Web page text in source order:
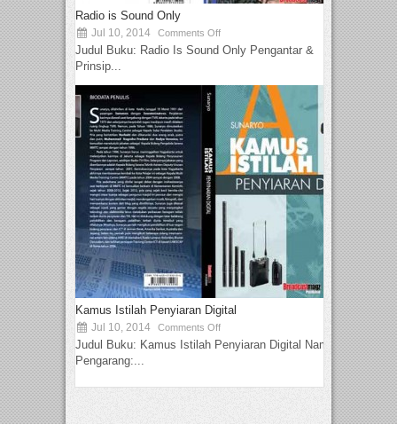
Radio is Sound Only
Jul 10, 2014 Comments Off
Judul Buku: Radio Is Sound Only Pengantar &
Prinsip...
Kamus Istilah Penyiaran Digital
Jul 10, 2014 Comments Off
Judul Buku: Kamus Istilah Penyiaran Digital Nama
Pengarang:...